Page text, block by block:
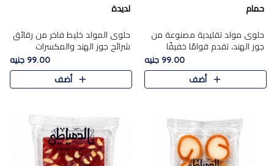
حمام
حلوى مولد تقليدية مصنوعة من
جوز الهند، تقدم قوامًا خفيفًا
ونكهة شرقية أصيلة تجسد روح
الـموسم الأعياد.
99.00 جنيه
أضف
لديدة
حلوى المولد خليط فاخر من رقائق
شرائح جوز الهند والمكسرات
المحمصة، متماسك بشراب حلاوة
الكراميل الخفيفة ليمنحك قرمشة
غنية ومذاقًا شرقيًا أصيلً..
99.00 جنيه
أضف